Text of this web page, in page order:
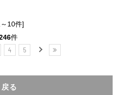
10件]
件
4 5